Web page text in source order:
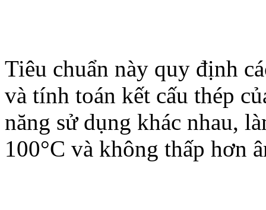
Tiêu chuẩn này quy định
và tính toán kết cấu thép
năng sử dụng khác nhau,
100°C và không thấp hơn